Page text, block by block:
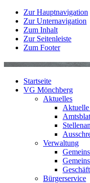
Zur Hauptnavigation
Zur Unternavigation
Zum Inhalt
Zur Seitenleiste
Zum Footer
Startseite
VG Mönchberg
Aktuelles
Verwaltung
Bürgerservice